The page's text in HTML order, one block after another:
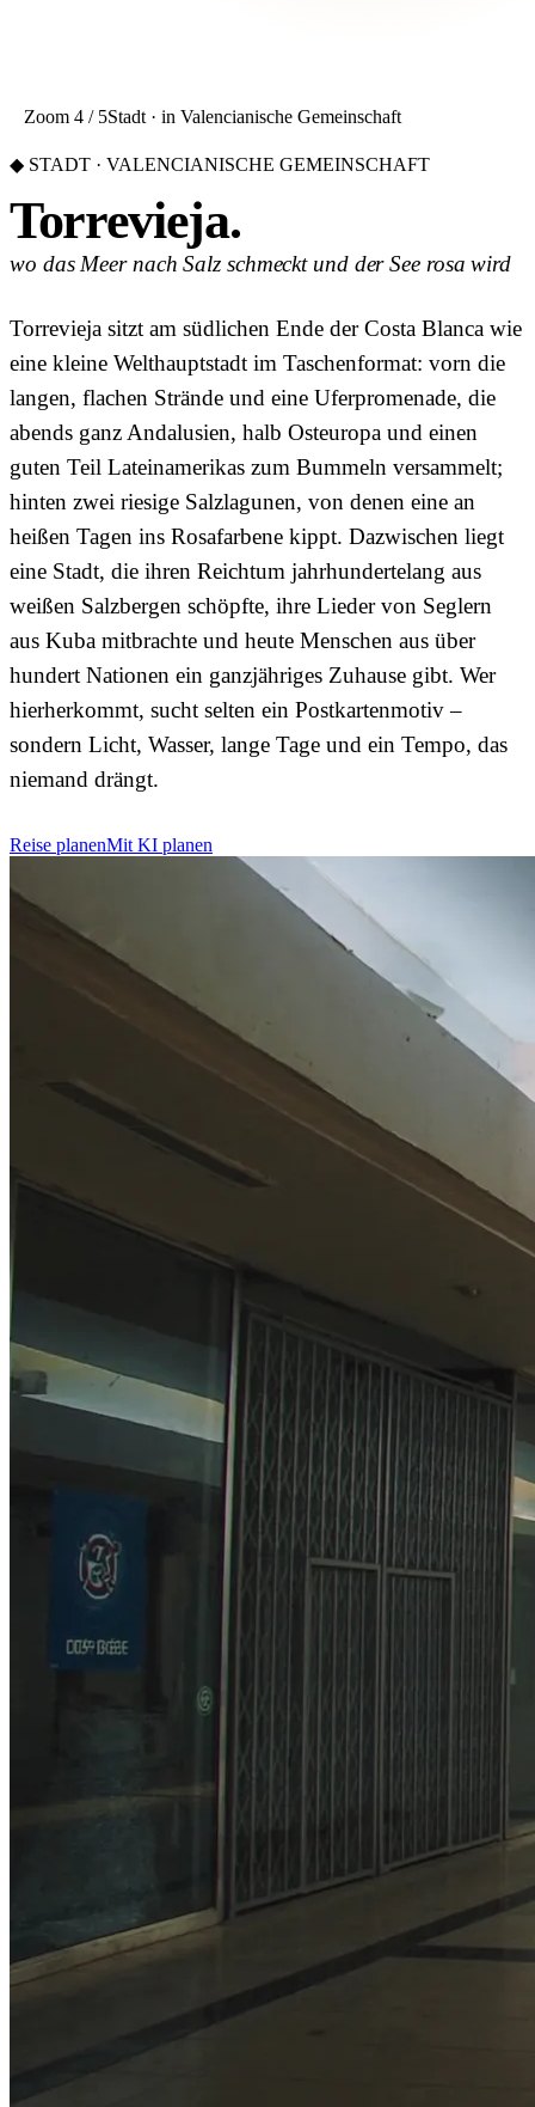
Zoom 4 / 5Stadt · in Valencianische Gemeinschaft
◆ STADT · VALENCIANISCHE GEMEINSCHAFT
Torrevieja.
wo das Meer nach Salz schmeckt und der See rosa wird
Torrevieja sitzt am südlichen Ende der Costa Blanca wie
eine kleine Welthauptstadt im Taschenformat: vorn die
langen, flachen Strände und eine Uferpromenade, die
abends ganz Andalusien, halb Osteuropa und einen
guten Teil Lateinamerikas zum Bummeln versammelt;
hinten zwei riesige Salzlagunen, von denen eine an
heißen Tagen ins Rosafarbene kippt. Dazwischen liegt
eine Stadt, die ihren Reichtum jahrhundertelang aus
weißen Salzbergen schöpfte, ihre Lieder von Seglern
aus Kuba mitbrachte und heute Menschen aus über
hundert Nationen ein ganzjähriges Zuhause gibt. Wer
hierherkommt, sucht selten ein Postkartenmotiv –
sondern Licht, Wasser, lange Tage und ein Tempo, das
niemand drängt.
Reise planenMit KI planen